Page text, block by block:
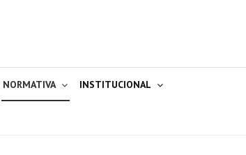
NORMATIVA INSTITUCIONAL